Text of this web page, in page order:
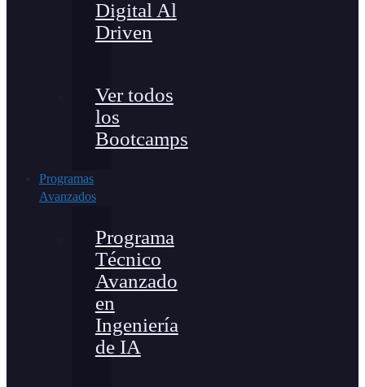
Digital Al
Driven
Ver todos
los
Bootcamps
Programas
Avanzados
Programa
Técnico
Avanzado
en
Ingeniería
de IA